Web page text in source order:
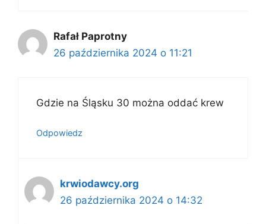
Rafał Paprotny
26 października 2024 o 11:21
Gdzie na Śląsku 30 można oddać krew
Odpowiedz
krwiodawcy.org
26 października 2024 o 14:32